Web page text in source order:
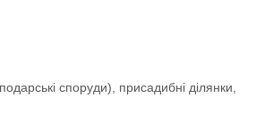
споруди), присадибні ділянки,